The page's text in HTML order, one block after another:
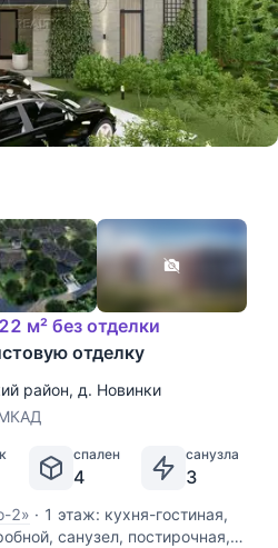
м² без отделки
отделку
район, д. Новинки
спален
4
санузла
3
2» · 1 этаж: кухня-гостиная,
санузел, постирочная,